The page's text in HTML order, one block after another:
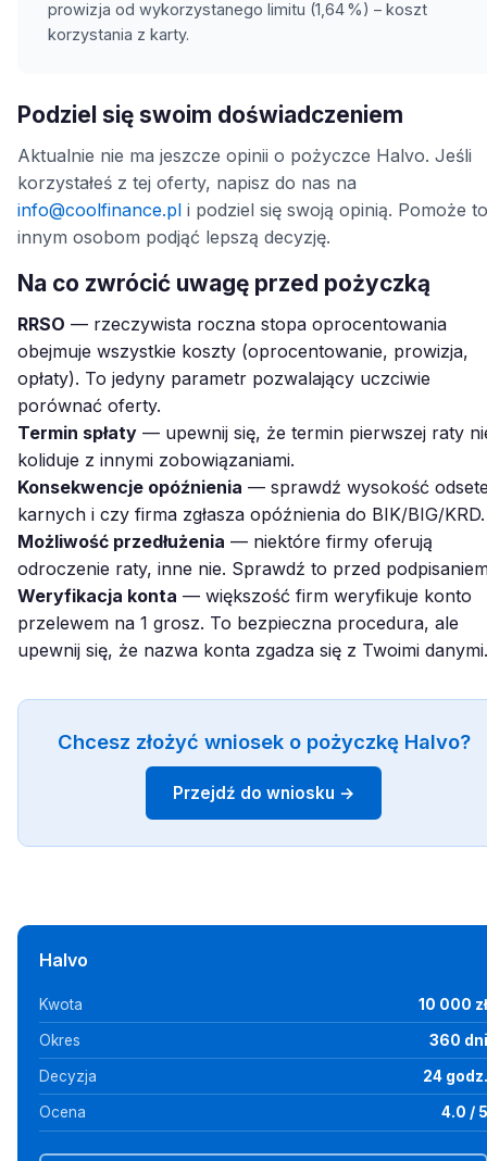
prowizja od wykorzystanego limitu (1,64 %) – koszt
korzystania z karty.
Podziel się swoim doświadczeniem
Aktualnie nie ma jeszcze opinii o pożyczce Halvo. Jeśli
korzystałeś z tej oferty, napisz do nas na
info@coolfinance.pl i podziel się swoją opinią. Pomoże to
innym osobom podjąć lepszą decyzję.
Na co zwrócić uwagę przed pożyczką
RRSO — rzeczywista roczna stopa oprocentowania
obejmuje wszystkie koszty (oprocentowanie, prowizja,
opłaty). To jedyny parametr pozwalający uczciwie
porównać oferty.
Termin spłaty — upewnij się, że termin pierwszej raty
koliduje z innymi zobowiązaniami.
Konsekwencje opóźnienia — sprawdź wysokość
karnych i czy firma zgłasza opóźnienia do BIK/BIG/KRD.
Możliwość przedłużenia — niektóre firmy oferują
odroczenie raty, inne nie. Sprawdź to przed
Weryfikacja konta — większość firm weryfikuje konto
przelewem na 1 grosz. To bezpieczna procedura, ale
upewnij się, że nazwa konta zgadza się z Twoimi danymi.
Chcesz złożyć wniosek o pożyczkę Halvo?
Przejdź do wniosku →
Halvo
Kwota 10 000 zł
Okres 360 dni
Decyzja 24 godz.
Ocena 4.0 / 5